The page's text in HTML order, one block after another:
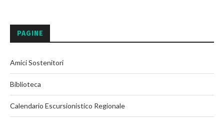
PAGINE
Amici Sostenitori
Biblioteca
Calendario Escursionistico Regionale